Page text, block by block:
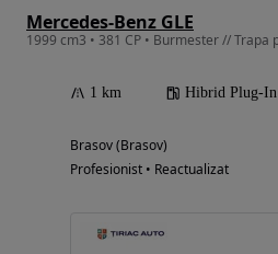
Mercedes-Benz GLE
1 km Hibrid Plug-In
Brasov (Brasov)
Profesionist • Reactualizat